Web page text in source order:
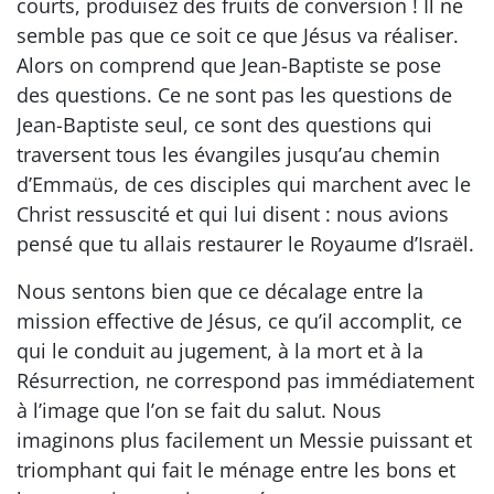
courts, produisez des fruits de conversion ! Il ne
semble pas que ce soit ce que Jésus va réaliser.
Alors on comprend que Jean-Baptiste se pose
des questions. Ce ne sont pas les questions de
Jean-Baptiste seul, ce sont des questions qui
traversent tous les évangiles jusqu’au chemin
d’Emmaüs, de ces disciples qui marchent avec le
Christ ressuscité et qui lui disent : nous avions
pensé que tu allais restaurer le Royaume d’Israël.
Nous sentons bien que ce décalage entre la
mission effective de Jésus, ce qu’il accomplit, ce
qui le conduit au jugement, à la mort et à la
Résurrection, ne correspond pas immédiatement
à l’image que l’on se fait du salut. Nous
imaginons plus facilement un Messie puissant et
triomphant qui fait le ménage entre les bons et